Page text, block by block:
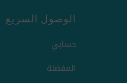
الوصول السريع
حسابي
المفضلة